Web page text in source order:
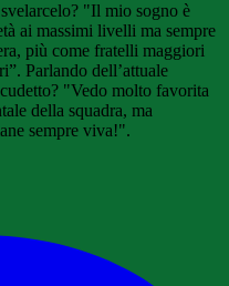
"Il mio sogno è
ai massimi livelli ma sempre
più come fratelli maggiori
Parlando dell’attuale
"Vedo molto favorita
della squadra, ma
sempre viva!".